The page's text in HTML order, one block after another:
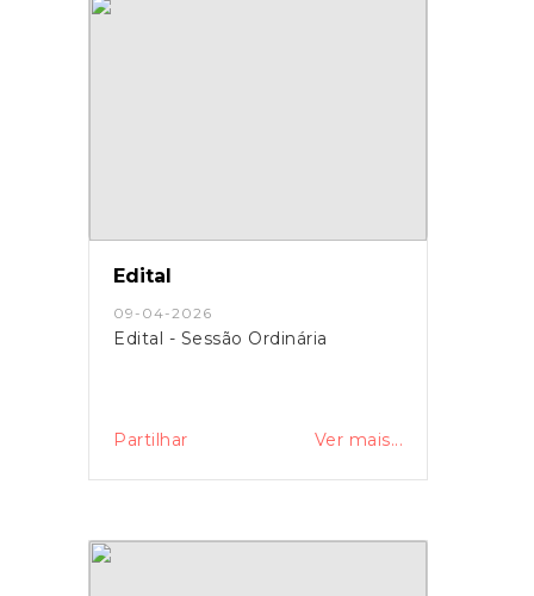
Edital
09-04-2026
Edital - Sessão Ordinária
Partilhar Ver mais...